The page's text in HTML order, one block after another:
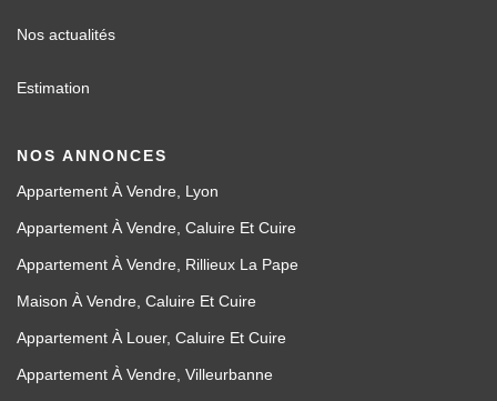
Nos actualités
Estimation
NOS ANNONCES
Appartement À Vendre, Lyon
Appartement À Vendre, Caluire Et Cuire
Appartement À Vendre, Rillieux La Pape
Maison À Vendre, Caluire Et Cuire
Appartement À Louer, Caluire Et Cuire
Appartement À Vendre, Villeurbanne